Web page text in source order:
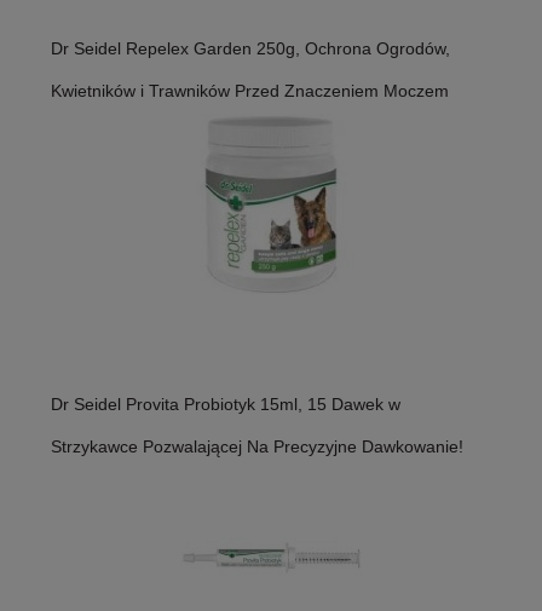
Dr Seidel Repelex Garden 250g, Ochrona Ogrodów,
Kwietników i Trawników Przed Znaczeniem Moczem
Dr Seidel Provita Probiotyk 15ml, 15 Dawek w
Strzykawce Pozwalającej Na Precyzyjne Dawkowanie!